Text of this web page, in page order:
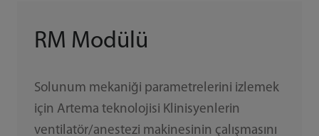
RM Modülü
Solunum mekaniği parametrelerini izlemek
için Artema teknolojisi Klinisyenlerin
ventilatör/anestezi makinesinin çalışmasını